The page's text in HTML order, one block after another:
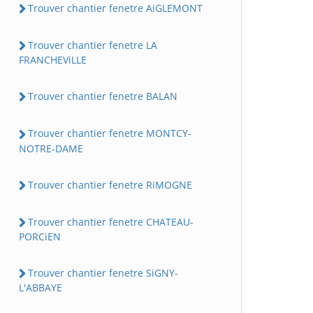
Trouver chantier fenetre AiGLEMONT
Trouver chantier fenetre LA
FRANCHEViLLE
Trouver chantier fenetre BALAN
Trouver chantier fenetre MONTCY-
NOTRE-DAME
Trouver chantier fenetre RiMOGNE
Trouver chantier fenetre CHATEAU-
PORCiEN
Trouver chantier fenetre SiGNY-
L'ABBAYE